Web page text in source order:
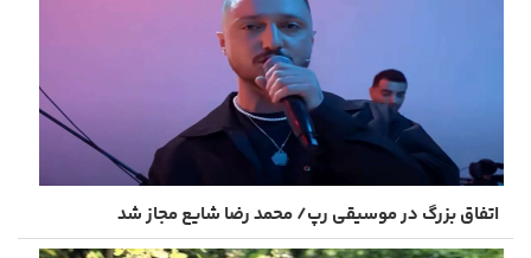
اتفاق بزرگ در موسیقی رپ/ محمد رضا شایع مجاز شد